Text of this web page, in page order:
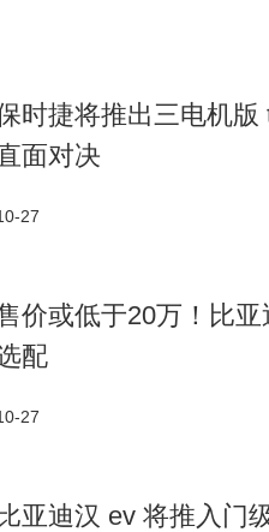
时捷将推出三电机
面对决
27
价或低于20万！比
配
27
比亚迪汉 ev 将推入门